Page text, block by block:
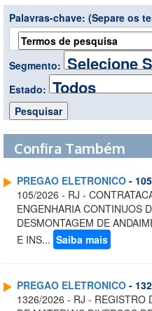
Palavras-chave: (Separe os
Segmento:
Estado:
Confira Também
PREGAO ELETRONICO -
105/2026 - RJ -
ENGENHARIA CONTINUOS
DESMONTAGEM DE
E INS... Saiba mais
PREGAO ELETRONICO -
1326/2026 - RJ - REGISTRO